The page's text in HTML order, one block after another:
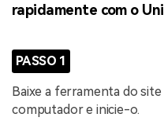
rapidamente com o
PASSO 1
Baixe a ferramenta do
computador e inicie-o.